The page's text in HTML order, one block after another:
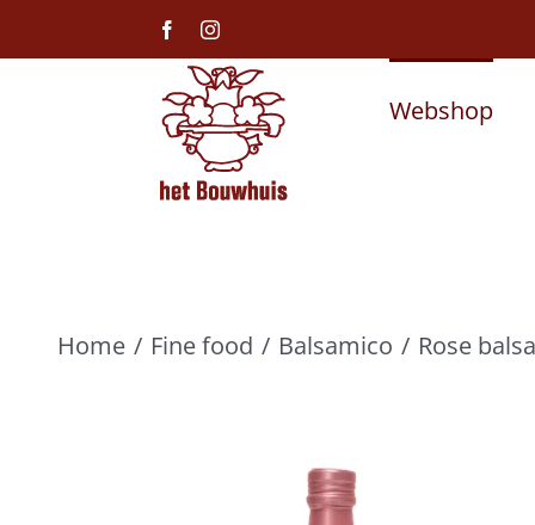
naar
FacebookInstagram
Webshop
Home Fine food Balsamico Rose